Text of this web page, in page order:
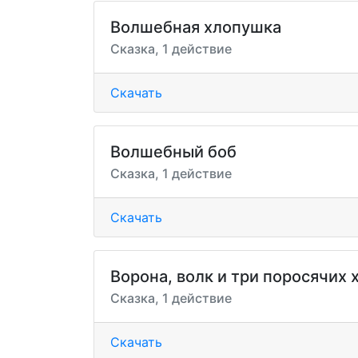
Волшебная хлопушка
Сказка, 1 действие
Скачать
Волшебный боб
Сказка, 1 действие
Скачать
Ворона, волк и три поросячих
Сказка, 1 действие
Скачать